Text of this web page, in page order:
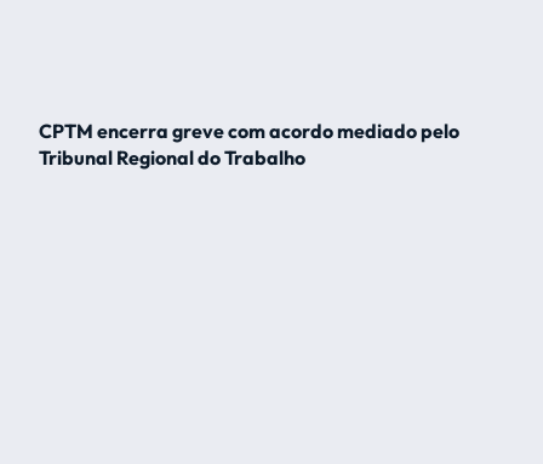
CPTM encerra greve com acordo mediado pelo
Tribunal Regional do Trabalho